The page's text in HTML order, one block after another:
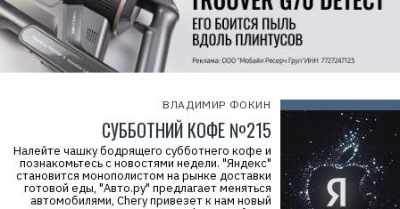
ВЛАДИМИР ФОКИН
СУББОТНИЙ КОФЕ №215
Налейте чашку бодрящего субботнего кофе и
познакомьтесь с новостями недели. "Яндекс"
становится монополистом на рынке доставки
готовой еды, "Авто.ру" предлагает меняться
автомобилями, Chery привезет к нам новый